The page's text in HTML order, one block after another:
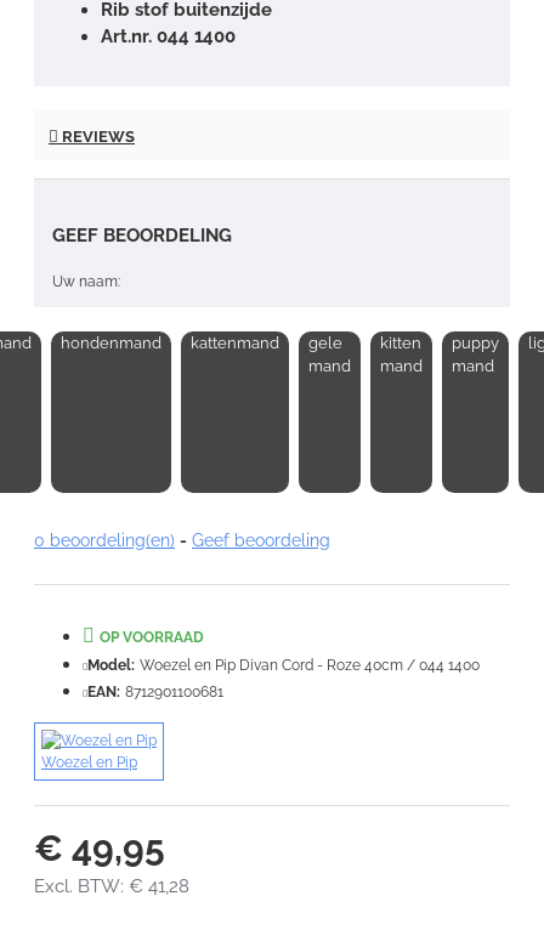
Rib stof buitenzijde
Art.nr. 044 1400
REVIEWS
GEEF BEOORDELING
Uw naam:
Waardering:
VERDER
hondenmand kattenmand
gele
mand
kitten
mand
puppy
mand
0 beoordeling(en) - Geef beoordeling
€ 49,95
Excl. BTW: € 41,28
OP VOORRAAD
Model: Woezel en Pip Divan Cord - Roze 40cm / 044 1400
EAN: 8712901100681
Woezel en Pip